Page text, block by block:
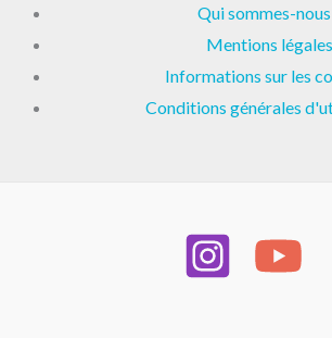
Qui sommes-nous
Mentions légales
Informations sur les
Conditions générales